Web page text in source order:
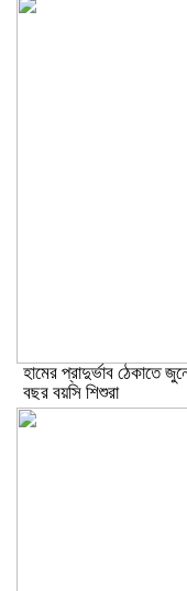
হামের প্রাদুর্ভাব ঠেকাতে
বছর বয়সি শিশুরা